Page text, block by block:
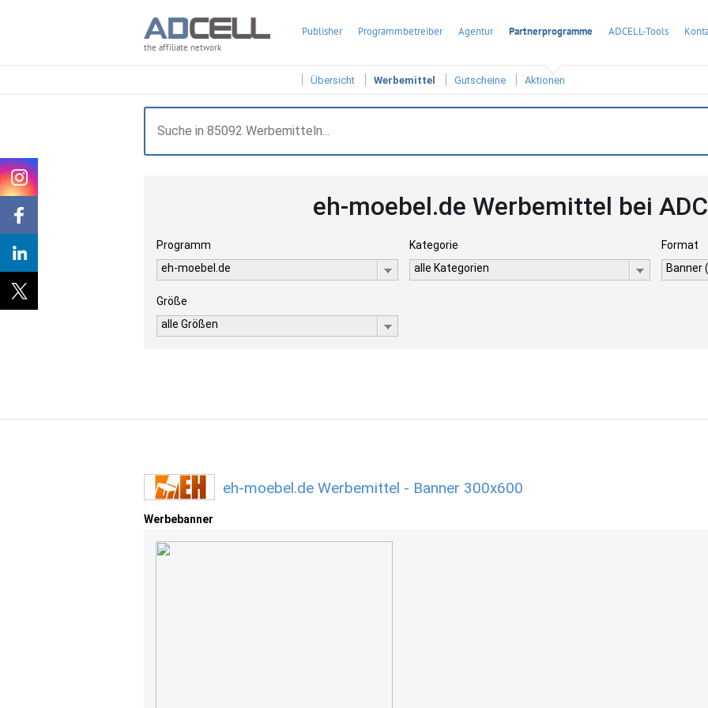
the affiliate network
Publisher Programmbetreiber Agentur Partnerprogramme ADCELL-Tools
Übersicht Werbemittel Gutscheine Aktionen
eh-moebel.de Werbemittel bei
Programm
eh-moebel.de
Kategorie
alle Kategorien
Format
Banner
Größe
alle Größen
eh-moebel.de Werbemittel - Banner 300x600
Werbebanner